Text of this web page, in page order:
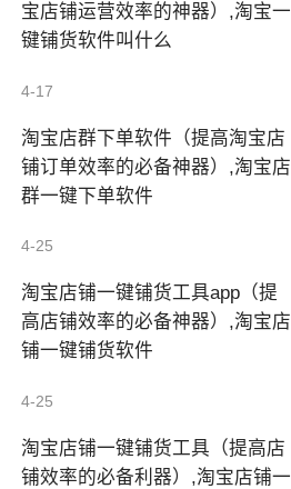
宝店铺运营效率的神器）,淘宝一
键铺货软件叫什么
4-17
淘宝店群下单软件（提高淘宝店
铺订单效率的必备神器）,淘宝店
群一键下单软件
4-25
淘宝店铺一键铺货工具app（提
高店铺效率的必备神器）,淘宝店
铺一键铺货软件
4-25
淘宝店铺一键铺货工具（提高店
铺效率的必备利器）,淘宝店铺一